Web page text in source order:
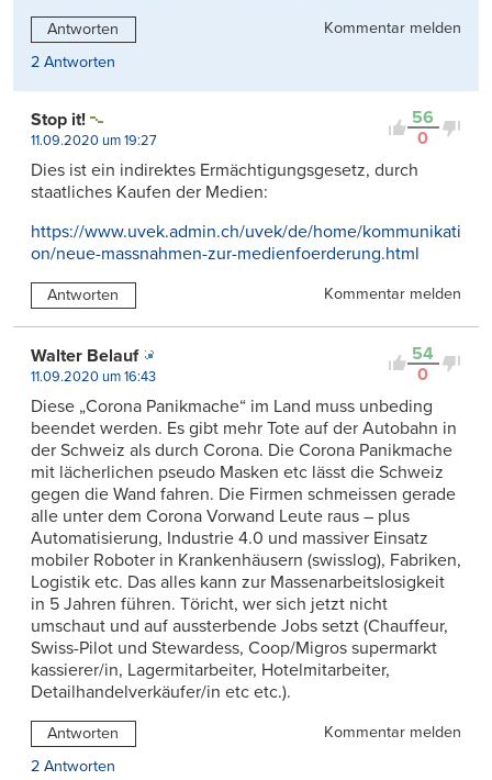
Antworten
Kommentar melden
2 Antworten
56
0
Stop it!
11.09.2020 um 19:27
Dies ist ein indirektes Ermächtigungsgesetz, durch
staatliches Kaufen der Medien:
https://www.uvek.admin.ch/uvek/de/home/kommunikati
on/neue-massnahmen-zur-medienfoerderung.html
Antworten Kommentar melden
54
0
Walter Belauf
11.09.2020 um 16:43
Diese „Corona Panikmache“ im Land muss unbeding
beendet werden. Es gibt mehr Tote auf der Autobahn in
der Schweiz als durch Corona. Die Corona Panikmache
mit lächerlichen pseudo Masken etc lässt die Schweiz
gegen die Wand fahren. Die Firmen schmeissen gerade
alle unter dem Corona Vorwand Leute raus – plus
Automatisierung, Industrie 4.0 und massiver Einsatz
mobiler Roboter in Krankenhäusern (swisslog), Fabriken,
Logistik etc. Das alles kann zur Massenarbeitslosigkeit
in 5 Jahren führen. Töricht, wer sich jetzt nicht
umschaut und auf aussterbende Jobs setzt (Chauffeur,
Swiss-Pilot und Stewardess, Coop/Migros supermarkt
kassierer/in, Lagermitarbeiter, Hotelmitarbeiter,
Detailhandelverkäufer/in etc etc.).
Antworten
Kommentar melden
2 Antworten